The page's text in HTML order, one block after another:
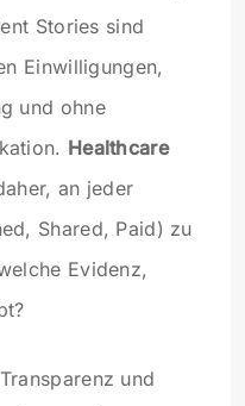
Stories sind
Einwilligungen,
und ohne
Healthcare
an jeder
Shared, Paid) zu
Evidenz,
und